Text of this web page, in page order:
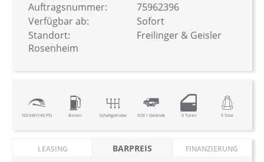
103 kW (140 PS) Benzin Schaltgetriebe SUV / Gelände 5 Türen 5 Sitze
Auftragsnummer:
75962396
Verfügbar ab:
Sofort
Standort:
Freilinger & Geisler
Rosenheim
LEASING BARPREIS FINANZIERUNG